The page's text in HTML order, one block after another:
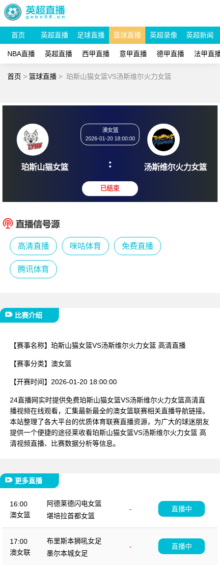
首页 英超直播 足球直播 篮球直播 英超录像 英超新闻
NBA直播 英超直播 西甲直播 意甲直播 德甲直播 法甲直
首页 > 篮球直播 > 珀斯山猫女篮VS汤斯维尔火力女篮
珀斯山猫女篮
2026-01-20 18:00:00
: 汤斯维尔
高清直播 咪咕体育 免费直播
腾讯体育
比赛介绍
【赛事名称】 珀斯山猫女篮VS汤斯维尔火力女篮 高清直播
【赛事分类】 澳女篮
【开赛时间】 2026-01-20 18:00:00
24直播网实时提供免费珀斯山猫女篮VS汤斯维尔火力女篮高清直
播视频在线观看，汇集最新最全的澳女篮联赛相关直播导航链接。
本站整理了各大平台的优质体育联赛直播资源，为广大的球迷朋友
提供一个便捷的途径莱收看珀斯山猫女篮VS汤斯维尔火力女篮 高
清视频直播、比赛数据分析等信息。
更多直播
16:00
澳女篮
阿德莱德闪电女篮
-
堪培拉首都女篮
直播中
17:00
澳女联
布里斯本狮吼女足
-
墨尔本城女足
直播中